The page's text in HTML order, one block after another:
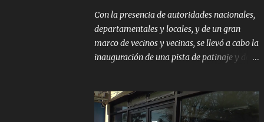
Con la presencia de autoridades nacionales,
departamentales y locales, y de un gran
marco de vecinos y vecinas, se llevó a cabo la
inauguración de una pista de patinaje y de
con el apoyo del Fondo + Local que es
impulsado por el Programa Uruguay